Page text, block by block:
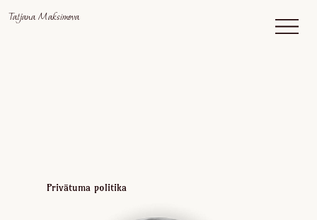
Privātuma politika
Tatjana Maksimova